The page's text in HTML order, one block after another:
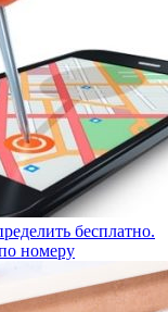
бесплатно.
номеру